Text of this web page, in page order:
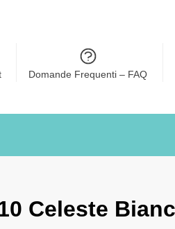
Domande Frequenti – FAQ
Celeste